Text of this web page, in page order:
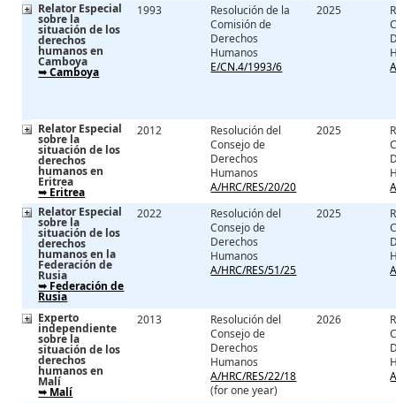
Relator Especial
sobre la
situación de los
derechos
humanos en
Camboya
➥ Camboya
1993
Resolución de la
Comisión de
Derechos
Humanos
E/CN.4/1993/6
2025
Relator Especial
sobre la
situación de los
derechos
humanos en
Eritrea
➥ Eritrea
2012
Resolución del
Consejo de
Derechos
Humanos
A/HRC/RES/20/20
2025
Relator Especial
sobre la
situación de los
derechos
humanos en la
Federación de
Rusia
➥ Federación de
Rusia
2022
Resolución del
Consejo de
Derechos
Humanos
A/HRC/RES/51/25
2025
Experto
independiente
sobre la
situación de los
derechos
humanos en
Malí
➥ Malí
2013
Resolución del
Consejo de
Derechos
Humanos
A/HRC/RES/22/18
(for one year)
2026